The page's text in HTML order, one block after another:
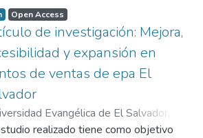
Open Access
de investigación: Mejora,
y expansión en
de ventas de epa El
Evangélica de El Salvador,
03)Chacón Galán Daniel Eduardo
realizado tiene como objetivo